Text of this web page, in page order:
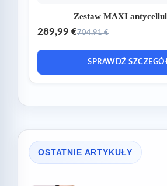
Zestaw MAXI
289,99 €704,91 €
SPRAWDŹ
OSTATNIE ARTYKUŁY